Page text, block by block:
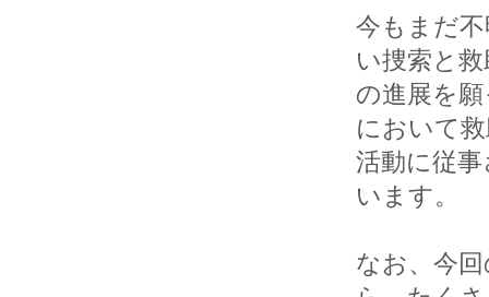
今もまだ
い捜索と救
の進展を
において
活動に従
います。
なお、今